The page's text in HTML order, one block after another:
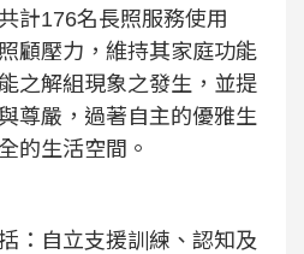
計176名長照服務使用
顧壓力，維持其家庭功能
之解組現象之發生，並提
尊嚴，過著自主的優雅生
的生活空間。
：自立支援訓練、認知及